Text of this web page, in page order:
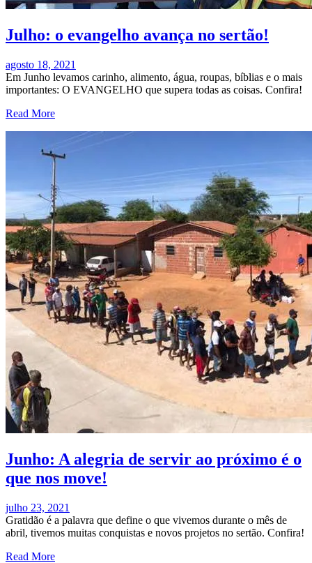
Julho: o evangelho avança no sertão!
agosto 18, 2021
Em Junho levamos carinho, alimento, água, roupas, bíblias e o mais
importantes: O EVANGELHO que supera todas as coisas. Confira!
Read More
Junho: A alegria de servir ao próximo é o
que nos move!
julho 23, 2021
Gratidão é a palavra que define o que vivemos durante o mês de
abril, tivemos muitas conquistas e novos projetos no sertão. Confira!
Read More